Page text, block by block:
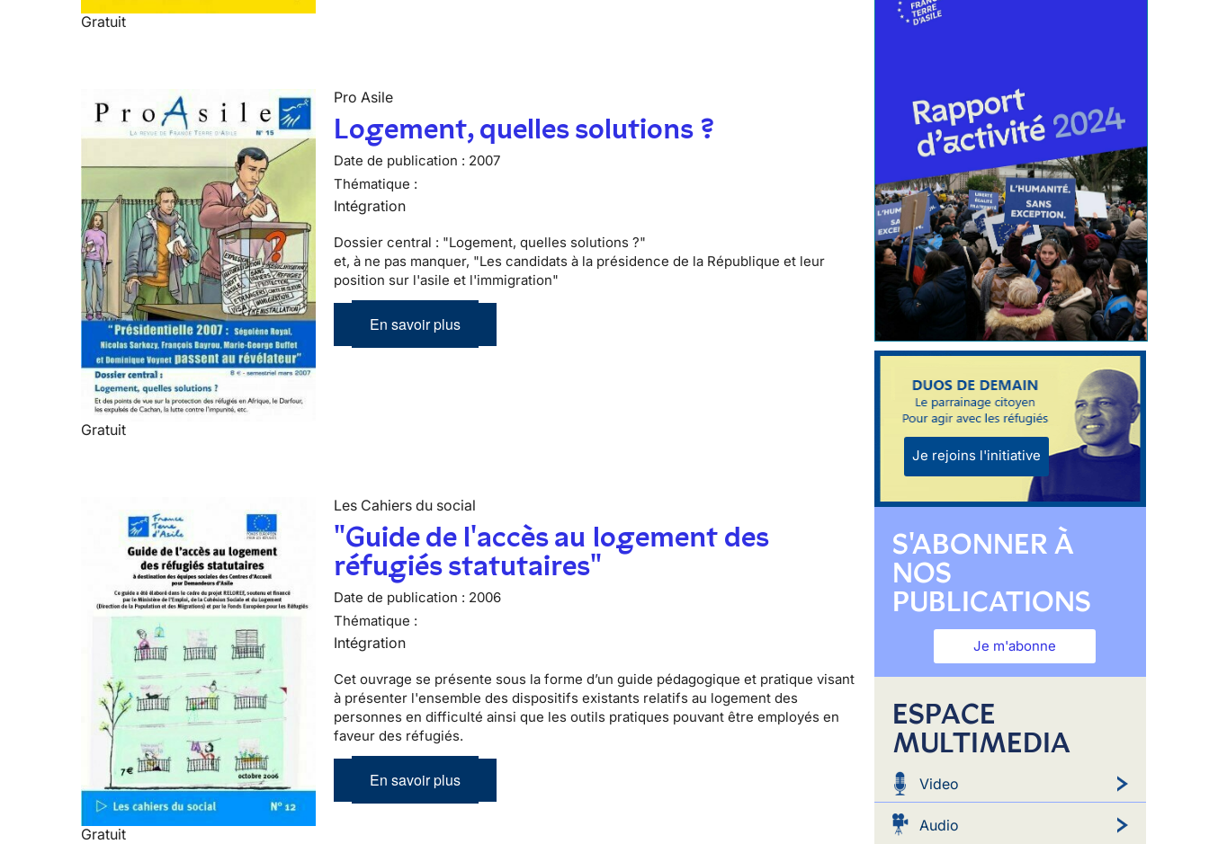
Gratuit
Gratuit
Pro Asile
Logement, quelles solutions ?
Date de publication : 2007
Thématique :
Intégration
Dossier central : "Logement, quelles solutions ?"
et, à ne pas manquer, "Les candidats à la présidence de la République et leur
position sur l'asile et l'immigration"
En savoir plus
Gratuit
Les Cahiers du social
"Guide de l'accès au logement des
réfugiés statutaires"
Date de publication : 2006
Thématique :
Intégration
Cet ouvrage se présente sous la forme d’un guide pédagogique et pratique visant
à présenter l'ensemble des dispositifs existants relatifs au logement des
personnes en difficulté ainsi que les outils pratiques pouvant être employés en
faveur des réfugiés.
En savoir plus
Je rejoins l'initiative
S'ABONNER À
NOS
PUBLICATIONS
Je m'abonne
ESPACE
MULTIMEDIA
Video
Audio